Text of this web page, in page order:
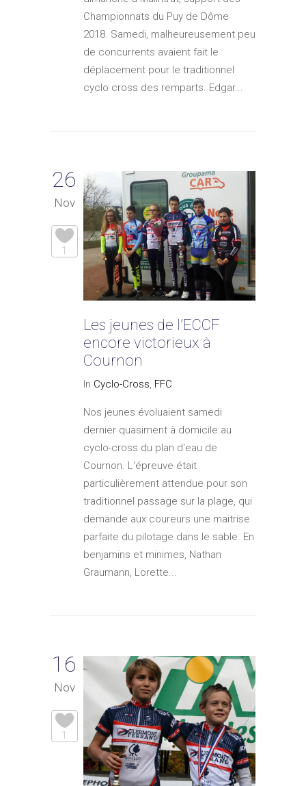
Championnats du Puy de Dôme
2018. Samedi, malheureusement peu
de concurrents avaient fait le
déplacement pour le traditionnel
cyclo cross des remparts. Edgar...
26
Nov
1
Les jeunes de l’ECCF
encore victorieux à
Cournon
In Cyclo-Cross, FFC
Nos jeunes évoluaient samedi
dernier quasiment à domicile au
cyclo-cross du plan d'eau de
Cournon. L'épreuve était
particulièrement attendue pour son
traditionnel passage sur la plage, qui
demande aux coureurs une maitrise
parfaite du pilotage dans le sable. En
benjamins et minimes, Nathan
Graumann, Lorette...
16
Nov
1